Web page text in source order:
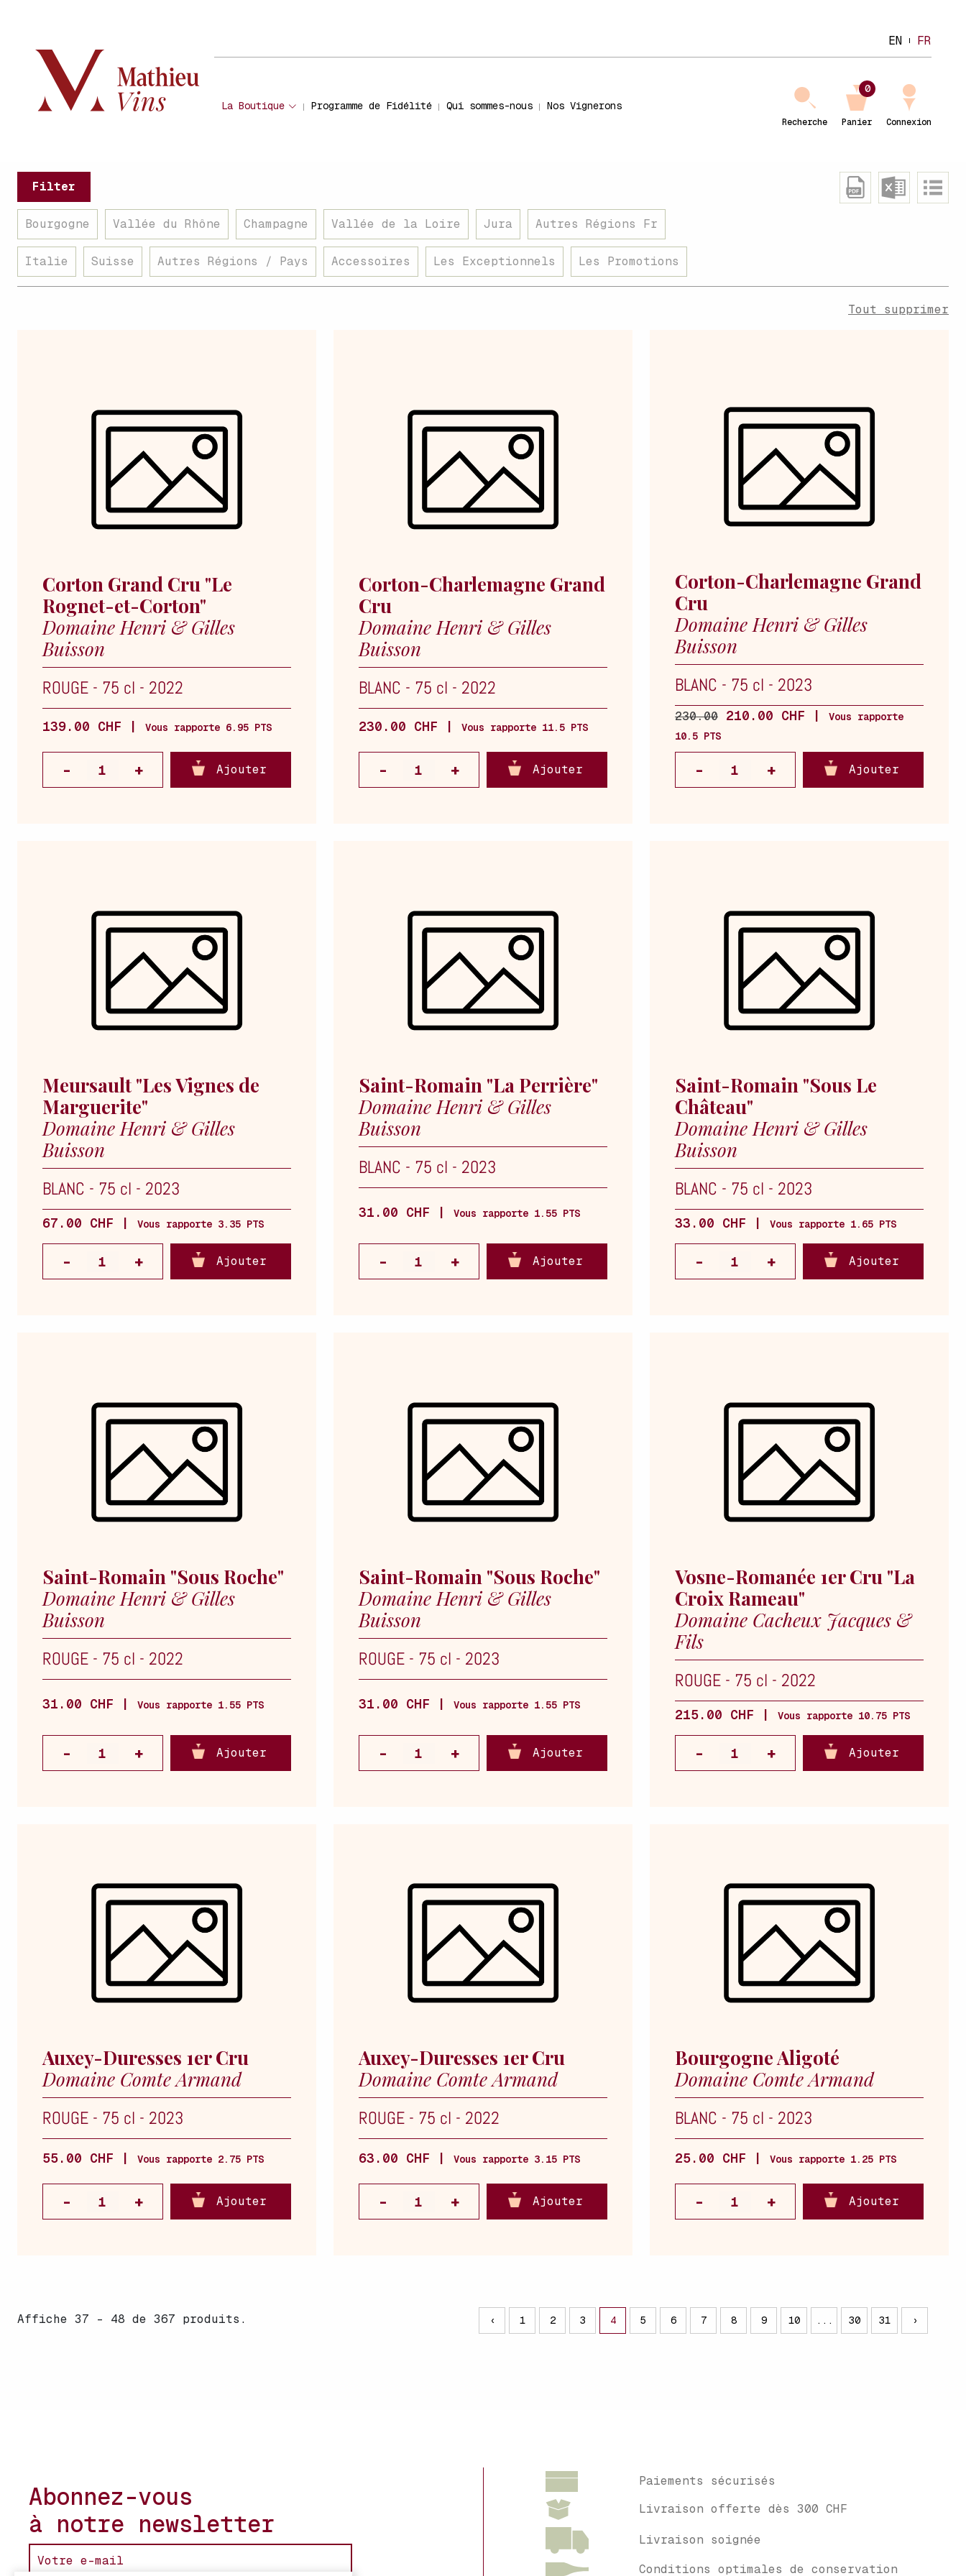
EN FR
La Boutique Programme de Fidélité Qui sommes-nous Nos Vignerons
Recherche Panier
0
Connexion
Filter
Bourgogne Vallée du Rhône Champagne Vallée de la Loire Jura Autres Régions Fr
Italie Suisse Autres Régions / Pays Accessoires Les Exceptionnels Les Promotions
Tout supprimer
Corton Grand Cru "Le
Rognet-et-Corton"
Domaine Henri & Gilles
Buisson
ROUGE - 75 cl - 2022
139.00 CHF | Vous rapporte 6.95 PTS
Ajouter
Corton-Charlemagne Grand
Cru
Domaine Henri & Gilles
Buisson
BLANC - 75 cl - 2022
230.00 CHF | Vous rapporte 11.5 PTS
Ajouter
Corton-Charlemagne Grand
Cru
Domaine Henri & Gilles
Buisson
BLANC - 75 cl - 2023
230.00 210.00 CHF |
Vous rapporte
10.5 PTS
Ajouter
Meursault "Les Vignes de
Marguerite"
Domaine Henri & Gilles
Buisson
BLANC - 75 cl - 2023
67.00 CHF | Vous rapporte 3.35 PTS
Ajouter
Saint-Romain "La Perrière"
Domaine Henri & Gilles
Buisson
BLANC - 75 cl - 2023
31.00 CHF | Vous rapporte 1.55 PTS
Ajouter
Saint-Romain "Sous Le
Château"
Domaine Henri & Gilles
Buisson
BLANC - 75 cl - 2023
33.00 CHF | Vous rapporte 1.65 PTS
Ajouter
Saint-Romain "Sous Roche"
Domaine Henri & Gilles
Buisson
ROUGE - 75 cl - 2022
31.00 CHF | Vous rapporte 1.55 PTS
Ajouter
Saint-Romain "Sous Roche"
Domaine Henri & Gilles
Buisson
ROUGE - 75 cl - 2023
31.00 CHF | Vous rapporte 1.55 PTS
Ajouter
Vosne-Romanée 1er Cru "La
Croix Rameau"
Domaine Cacheux Jacques &
Fils
ROUGE - 75 cl - 2022
215.00 CHF | Vous rapporte 10.75 PTS
Ajouter
Auxey-Duresses 1er Cru
Domaine Comte Armand
ROUGE - 75 cl - 2023
55.00 CHF | Vous rapporte 2.75 PTS
Ajouter
Auxey-Duresses 1er Cru
Domaine Comte Armand
ROUGE - 75 cl - 2022
63.00 CHF | Vous rapporte 3.15 PTS
Ajouter
Bourgogne Aligoté
Domaine Comte Armand
BLANC - 75 cl - 2023
25.00 CHF | Vous rapporte 1.25 PTS
Ajouter
Affiche 37 - 48 de 367 produits. ‹ 1 2 3 4 5 6 7 8 9 10 ... 30 31 ›
Abonnez-vous
à notre newsletter
Paiements sécurisés
Livraison offerte dès 300 CHF
Livraison soignée
Conditions optimales de conservation